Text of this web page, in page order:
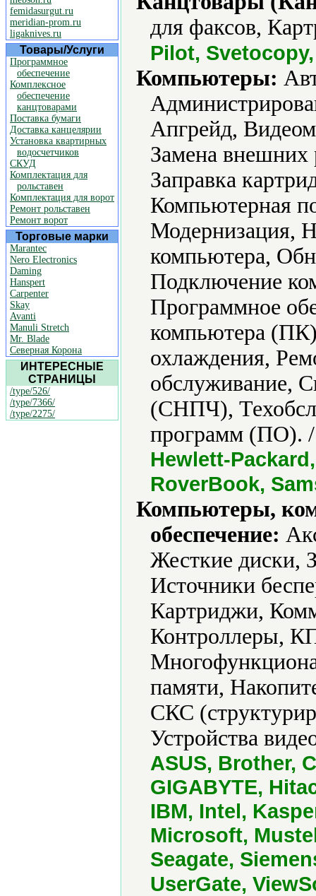
femidasurgut.ru
meridian-prom.ru
ligaknives.ru
Товары/Услуги
Программное
обеспечение
Комплексное
обеспечение
канцтоварами
Поставка бумаги
Доставка канцелярии
Установка квартирных
водосчетчиков
СКУД
Комплектация для
рольставен
Комплектация для ворот
Ремонт рольставен
Ремонт ворот
Торговые марки
Marantec
Nero Electronics
Daming
Hanspert
Carpenter
Skay
Avanti
Manuli Stretch
Mr. Blade
Северная Корона
ИНТЕРЕСНЫЕ
СТРАНИЦЫ
/type/526/
/type/7366/
/type/2275/
для факсов,
Pilot,
Компьютеры:
Апгрейд,
Замена внешних
Заправка
Компьютерная
Модернизация,
компьютера,
Подключение
Программное
компьютера
охлаждения,
обслуживание,
(СНПЧ),
программ (ПО).
Hewlett-
RoverBook,
Компьютеры,
обеспечение:
Жесткие диски,
Источники
Картриджи,
Контроллеры,
памяти,
СКС
Устройства
ASUS, Brother,
GIGABYTE,
IBM, Intel,
Microsoft,
Seagate,
UserGate,